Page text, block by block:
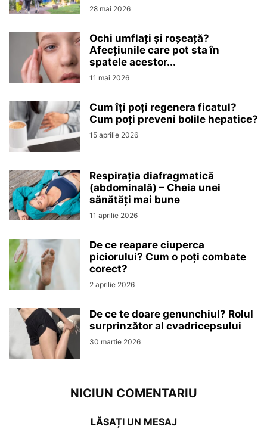
28 mai 2026
Ochi umflați și roșeață?
Afecțiunile care pot sta în
spatele acestor...
11 mai 2026
Cum îți poți regenera ficatul?
Cum poți preveni bolile hepatice?
15 aprilie 2026
Respirația diafragmatică
(abdominală) – Cheia unei
sănătăți mai bune
11 aprilie 2026
De ce reapare ciuperca
piciorului? Cum o poți combate
corect?
2 aprilie 2026
De ce te doare genunchiul? Rolul
surprinzător al cvadricepsului
30 martie 2026
NICIUN COMENTARIU
LĂSAȚI UN MESAJ